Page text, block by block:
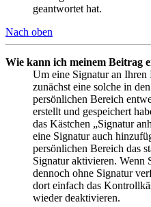
geantwortet hat.
Nach oben
Wie kann ich meinem Beitrag
Um eine Signatur an Ihren
zunächst eine solche in
persönlichen Bereich
erstellt und gespeichert
das Kästchen „Signatur
eine Signatur auch
persönlichen Bereich das
Signatur aktivieren. Wenn
dennoch ohne Signatur
dort einfach das
wieder deaktivieren.